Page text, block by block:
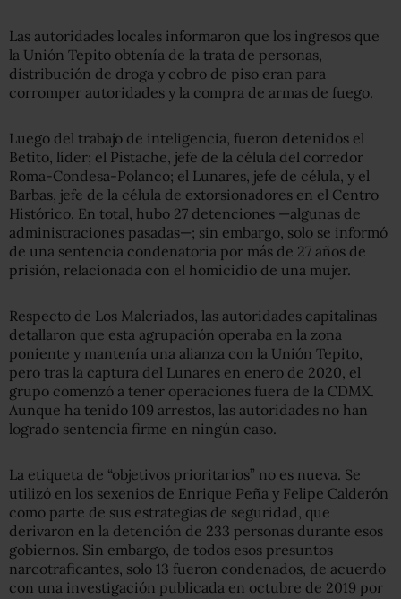
Las autoridades locales informaron que los ingresos que
la Unión Tepito obtenía de la trata de personas,
distribución de droga y cobro de piso eran para
corromper autoridades y la compra de armas de fuego.
Luego del trabajo de inteligencia, fueron detenidos el
Betito, líder; el Pistache, jefe de la célula del corredor
Roma-Condesa-Polanco; el Lunares, jefe de célula, y el
Barbas, jefe de la célula de extorsionadores en el Centro
Histórico. En total, hubo 27 detenciones —algunas de
administraciones pasadas—; sin embargo, solo se informó
de una sentencia condenatoria por más de 27 años de
prisión, relacionada con el homicidio de una mujer.
Respecto de Los Malcriados, las autoridades capitalinas
detallaron que esta agrupación operaba en la zona
poniente y mantenía una alianza con la Unión Tepito,
pero tras la captura del Lunares en enero de 2020, el
grupo comenzó a tener operaciones fuera de la CDMX.
Aunque ha tenido 109 arrestos, las autoridades no han
logrado sentencia firme en ningún caso.
La etiqueta de “objetivos prioritarios” no es nueva. Se
utilizó en los sexenios de Enrique Peña y Felipe Calderón
como parte de sus estrategias de seguridad, que
derivaron en la detención de 233 personas durante esos
gobiernos. Sin embargo, de todos esos presuntos
narcotraficantes, solo 13 fueron condenados, de acuerdo
con una investigación publicada en octubre de 2019 por